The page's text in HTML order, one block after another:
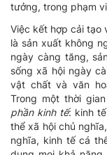
tưởng, trong phạm
Việc kết hợp cải tạo
là sản xuất không
ngày càng tăng,
sống xã hội ngày
vật chất và văn
Trong một thời
phần kinh tế: kinh
thể xã hội chủ
nghĩa, kinh tế cá